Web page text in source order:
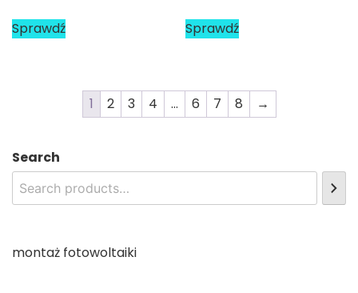
Sprawdź Sprawdź
1 2 3 4 … 6 7 8 →
Search
montaż fotowoltaiki